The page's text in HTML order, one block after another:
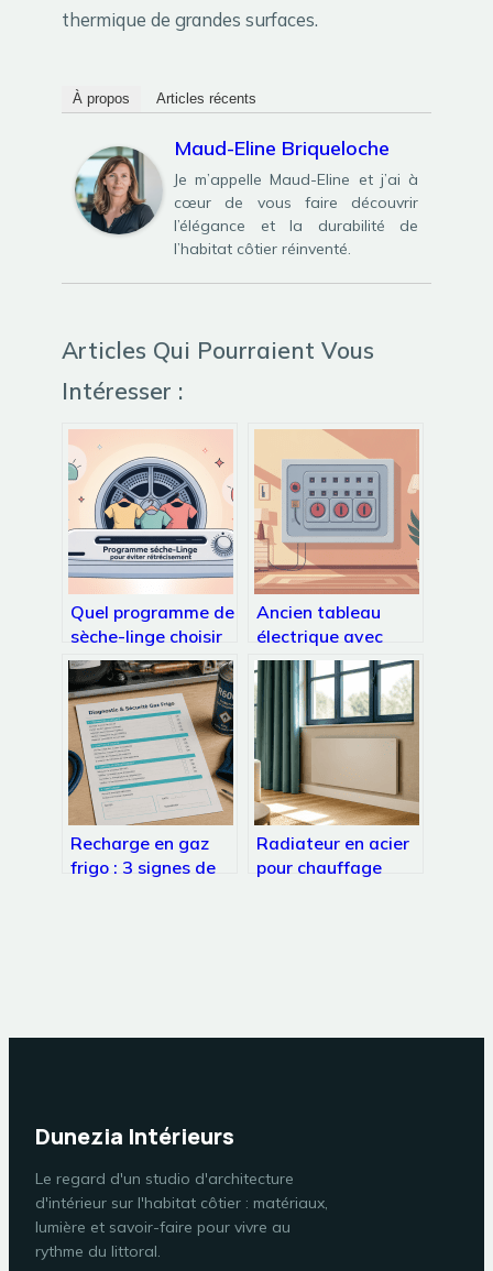
thermique de grandes surfaces.
À propos Articles récents
Maud-Eline Briqueloche
Je m’appelle Maud-Eline et j’ai à
cœur de vous faire découvrir
l’élégance et la durabilité de
l’habitat côtier réinventé.
Articles Qui Pourraient Vous
Intéresser :
Quel programme de
sèche-linge choisir
pour ne pas rétrécir
le linge
Ancien tableau
électrique avec
fusible : que faire,
que dit la loi,
combien ça coûte ?
Recharge en gaz
frigo : 3 signes de
Radiateur en acier
pour chauffage
Dunezia Intérieurs
Le regard d'un studio d'architecture
d'intérieur sur l'habitat côtier : matériaux,
lumière et savoir-faire pour vivre au
rythme du littoral.